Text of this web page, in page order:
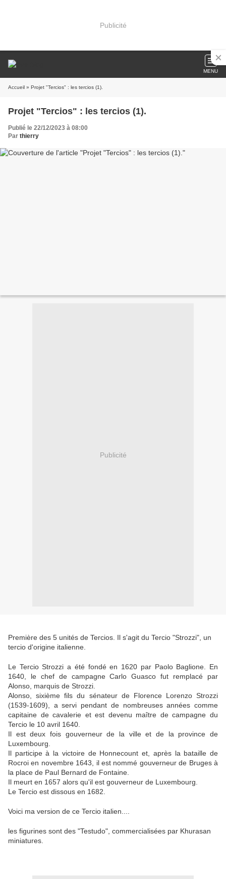
Publicité
MENU
Accueil » Projet "Tercios" : les tercios (1).
Projet "Tercios" : les tercios (1).
Publié le 22/12/2023 à 08:00
Par thierry
Publicité
Première des 5 unités de Tercios. Il s'agit du Tercio "Strozzi", un
tercio d'origine italienne.
Le Tercio Strozzi a été fondé en 1620 par Paolo Baglione. En
1640, le chef de campagne Carlo Guasco fut remplacé par
Alonso, marquis de Strozzi.
Alonso, sixième fils du sénateur de Florence Lorenzo Strozzi
(1539-1609), a servi pendant de nombreuses années comme
capitaine de cavalerie et est devenu maître de campagne du
Tercio le 10 avril 1640.
Il est deux fois gouverneur de la ville et de la province de
Luxembourg.
Il participe à la victoire de Honnecount et, après la bataille de
Rocroi en novembre 1643, il est nommé gouverneur de Bruges à
la place de Paul Bernard de Fontaine.
Il meurt en 1657 alors qu'il est gouverneur de Luxembourg.
Le Tercio est dissous en 1682.
Voici ma version de ce Tercio italien....
les figurines sont des "Testudo", commercialisées par Khurasan
miniatures.